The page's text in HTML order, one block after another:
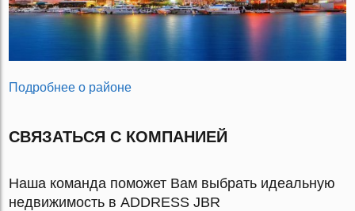
Подробнее о районе
СВЯЗАТЬСЯ С КОМПАНИЕЙ
Наша команда поможет Вам выбрать идеальную
недвижимость в ADDRESS JBR